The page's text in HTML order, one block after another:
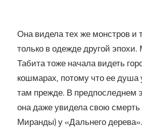
Она видела тех же монстров и
только в одежде другой эпохи.
Табита тоже начала видеть
кошмарах, потому что ее
там прежде. В предпоследнем
она даже увидела свою
Миранды) у «Дальнего дерева».